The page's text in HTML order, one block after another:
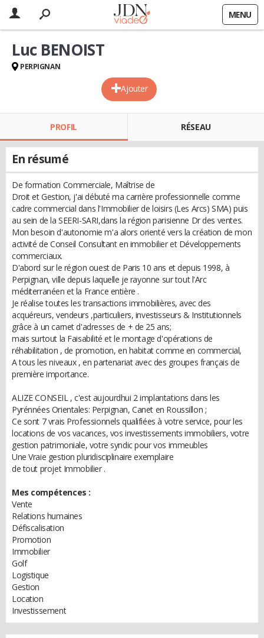
MENU
Ajouter
Luc BENOIST
PERPIGNAN
PROFIL RÉSEAU
En résumé
De formation Commerciale, Maîtrise de
Droit et Gestion, j'ai débuté ma carrière professionnelle comme
cadre commercial dans l'Immobilier de loisirs (Les Arcs) SMA) puis
au sein de la SEERI-SARI,dans la région parisienne Dr des ventes.
Mon besoin d'autonomie m'a alors orienté vers la création de mon
activité de Conseil Consultant en immobilier et Développements
commerciaux.
D'abord sur le région ouest de Paris 10 ans et depuis 1998, à
Perpignan, ville depuis laquelle je rayonne sur tout l'Arc
méditerranéen et la France entière .
Je réalise toutes les transactions immobilières, avec des
acquéreurs, vendeurs ,particuliers, investisseurs & Institutionnels
grâce à un carnet d'adresses de + de 25 ans;
mais surtout la Faisabilité et le montage d'opérations de
réhabilitation , de promotion, en habitat comme en commercial,
A tous les niveaux , en partenariat avec des groupes français de
première importance.
ALIZE CONSEIL , c'est aujourdhui 2 implantations dans les
Pyrénnées Orientales: Perpignan, Canet en Roussillon ;
Ce sont 7 vrais Professionnels qualifiées à votre service, pour les
locations de vos vacances, vos investissements immobiliers, votre
gestion patrimoniale, votre syndic pour vos immeubles
Une Vraie gestion pluridisciplinaire exemplaire
de tout projet Immobilier .
Mes compétences :
Vente
Relations humaines
Défiscalisation
Promotion
Immobilier
Golf
Logistique
Gestion
Location
Investissement